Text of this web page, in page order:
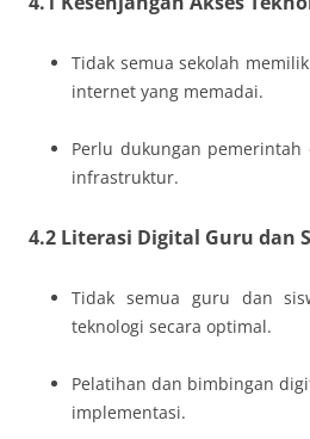
Tidak semua sekolah
internet yang memadai.
Perlu dukungan
infrastruktur.
4.2 Literasi Digital Guru dan
Tidak semua guru dan
teknologi secara optimal.
Pelatihan dan bimbingan
implementasi.